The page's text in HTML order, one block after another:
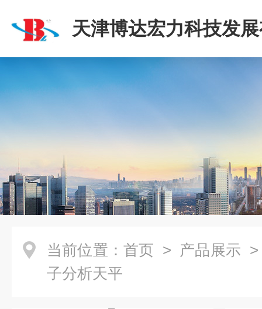
天津博达宏力科技发
司
当前位置： 首页 > 产品展示
子分析天平